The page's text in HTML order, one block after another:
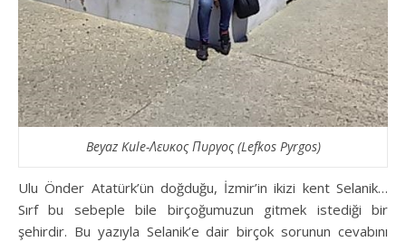
Beyaz Kule-Λευκος Πυργος (Lefkos Pyrgos)
Ulu Önder Atatürk’ün doğduğu, İzmir’in ikizi kent Selanik…
Sırf bu sebeple bile birçoğumuzun gitmek istediği bir
şehirdir. Bu yazıyla Selanik’e dair birçok sorunun cevabını